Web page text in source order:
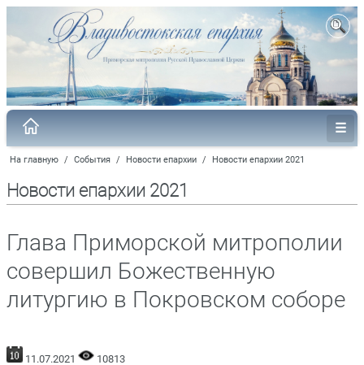
На главную / События / Новости епархии / Новости епархии 2021
Новости епархии 2021
Глава Приморской митрополии
совершил Божественную
литургию в Покровском соборе
11.07.2021
10813